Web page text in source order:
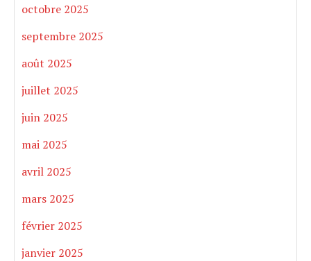
octobre 2025
septembre 2025
août 2025
juillet 2025
juin 2025
mai 2025
avril 2025
mars 2025
février 2025
janvier 2025